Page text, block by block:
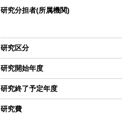
研究分担者(所属機関)
研究区分
研究開始年度
研究終了予定年度
研究費